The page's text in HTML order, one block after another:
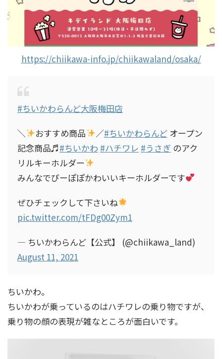
https://chiikawa-info.jp/chiikawaland/osaka/
#ちいかわらんど大阪梅田店
＼
おすすめ商品 ／#ちいかわらんどオープン
記念商品♬#ちいかわ #ハチワレ #うさぎ のアク
リルキーホルダー
みんなでぴーぽぽかわいいキーホルダーです
ぜひチェックして下さいね
pic.twitter.com/tFDg00Zym1
— ちいかわらんど【公式】 (@chiikawa_land)
August 11, 2021
ちいかわ。
ちいかわが乗っているのはハチワレの乗り物ですが、
乗り物の顔の表現が雑なところが面白いです。